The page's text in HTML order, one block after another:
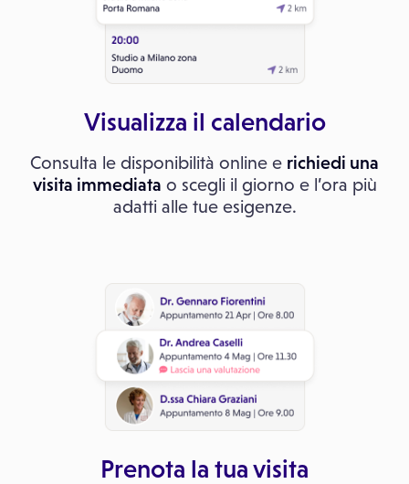
Visualizza il calendario
Consulta le disponibilità online e richiedi una
visita immediata o scegli il giorno e l’ora più
adatti alle tue esigenze.
Prenota la tua visita